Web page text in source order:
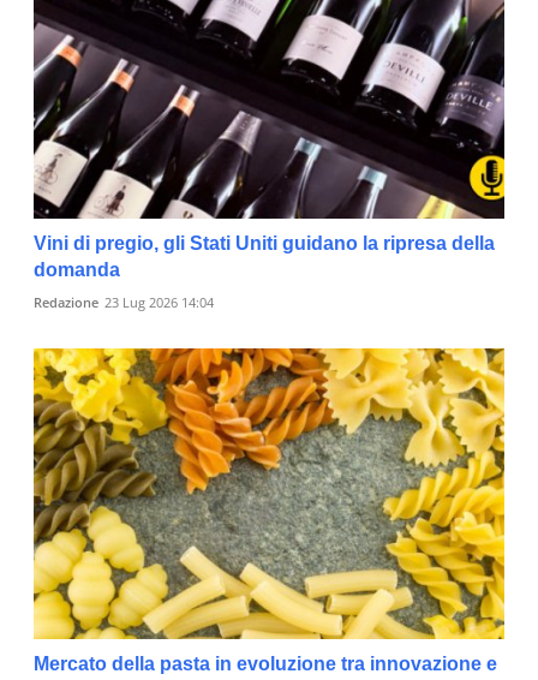
Vini di pregio, gli Stati Uniti guidano la ripresa della
domanda
Redazione 23 Lug 2026 14:04
Mercato della pasta in evoluzione tra innovazione e